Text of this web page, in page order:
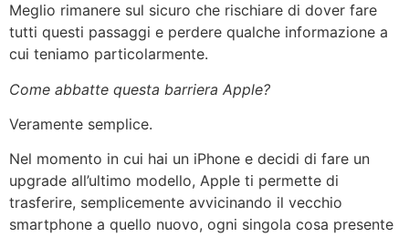
Meglio rimanere sul sicuro che rischiare di dover fare
tutti questi passaggi e perdere qualche informazione a
cui teniamo particolarmente.
Come abbatte questa barriera Apple?
Veramente semplice.
Nel momento in cui hai un iPhone e decidi di fare un
upgrade all’ultimo modello, Apple ti permette di
trasferire, semplicemente avvicinando il vecchio
smartphone a quello nuovo, ogni singola cosa presente